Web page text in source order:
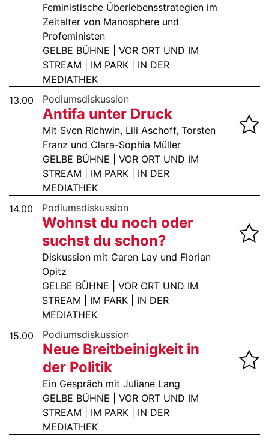
Feministische Überlebensstrategien im
Zeitalter von Manosphere und
Profeministen
GELBE BÜHNE | VOR ORT UND IM
STREAM | IM PARK | IN DER
MEDIATHEK
13.00
Podiumsdiskussion
Antifa unter Druck
Mit Sven Richwin, Lili Aschoff, Torsten
Franz und Clara-Sophia Müller
GELBE BÜHNE | VOR ORT UND IM
STREAM | IM PARK | IN DER
MEDIATHEK
14.00
Podiumsdiskussion
Wohnst du noch oder
suchst du schon?
Diskussion mit Caren Lay und Florian
Opitz
GELBE BÜHNE | VOR ORT UND IM
STREAM | IM PARK | IN DER
MEDIATHEK
15.00
Podiumsdiskussion
Neue Breitbeinigkeit in
der Politik
Ein Gespräch mit Juliane Lang
GELBE BÜHNE | VOR ORT UND IM
STREAM | IM PARK | IN DER
MEDIATHEK